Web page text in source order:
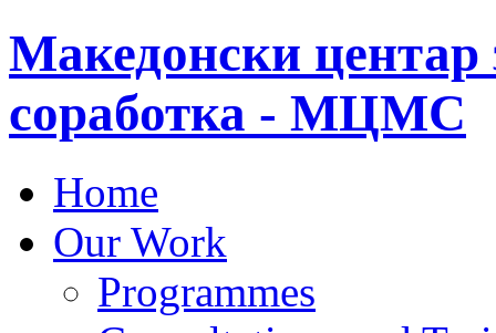
Македонски центар
соработка - МЦМС
Home
Our Work
Programmes